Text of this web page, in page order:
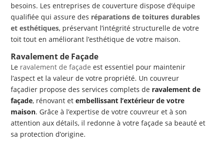
besoins. Les entreprises de couverture dispose d’équipe
qualifiée qui assure des réparations de toitures durables
et esthétiques, préservant l’intégrité structurelle de votre
toit tout en améliorant l’esthétique de votre maison.
Ravalement de Façade
Le ravalement de façade est essentiel pour maintenir
l’aspect et la valeur de votre propriété. Un couvreur
façadier propose des services complets de ravalement de
façade, rénovant etembellissant l’extérieur de votre
maison. Grâce à l’expertise de votre couvreur et à son
attention aux détails, il redonne à votre façade sa beauté et
sa protection d’origine.